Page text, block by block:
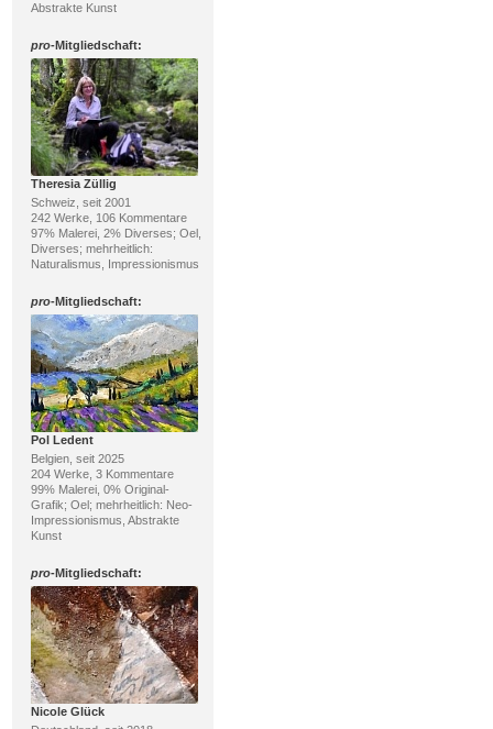
Abstrakte Kunst
pro-Mitgliedschaft:
Theresia Züllig
Schweiz, seit 2001
242 Werke, 106 Kommentare
97% Malerei, 2% Diverses; Oel,
Diverses; mehrheitlich:
Naturalismus, Impressionismus
pro-Mitgliedschaft:
Pol Ledent
Belgien, seit 2025
204 Werke, 3 Kommentare
99% Malerei, 0% Original-
Grafik; Oel; mehrheitlich: Neo-
Impressionismus, Abstrakte
Kunst
pro-Mitgliedschaft:
Nicole Glück